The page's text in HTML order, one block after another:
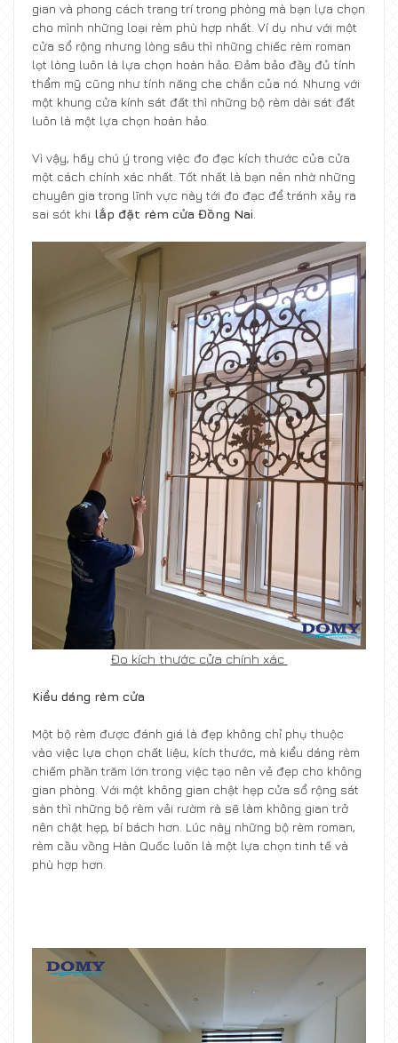
gian và phong cách trang trí trong phòng mà bạn lựa chọn
cho mình những loại rèm phù hợp nhất. Ví dụ như với một
cửa sổ rộng nhưng lòng sâu thì những chiếc rèm roman
lọt lòng luôn là lựa chọn hoàn hảo. Đảm bảo đầy đủ tính
thẩm mỹ cũng như tính năng che chắn của nó. Nhưng với
một khung cửa kính sát đất thì những bộ rèm dài sát đất
luôn là một lựa chọn hoàn hảo.
Vì vậy, hãy chú ý trong việc đo đạc kích thước của cửa
một cách chính xác nhất. Tốt nhất là bạn nên nhờ những
chuyên gia trong lĩnh vực này tới đo đạc để tránh xảy ra
sai sót khi lắp đặt rèm cửa Đồng Nai
Đo kích thước cửa chính xác
Kiểu dáng rèm cửa
Một bộ rèm được đánh giá là đẹp không chỉ phụ thuộc
vào việc lựa chọn chất liệu, kích thước, mà kiểu dáng rèm
chiếm phần trăm lớn trong việc tạo nên vẻ đẹp cho không
gian phòng. Với một không gian chật hẹp cửa sổ rộng sát
sàn thì những bộ rèm vải rườm rà sẽ làm không gian trở
nên chật hẹp, bí bách hơn. Lúc này những bộ rèm roman,
rèm cầu vồng Hàn Quốc luôn là một lựa chọn tinh tế và
phù hợp hơn.